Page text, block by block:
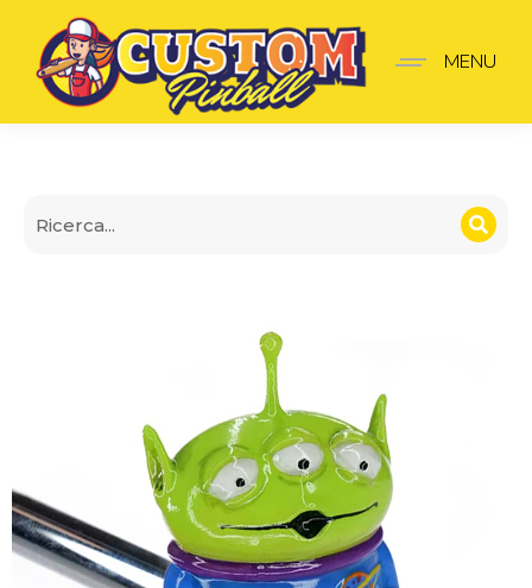
Lancia-Palline Toy story
MENU